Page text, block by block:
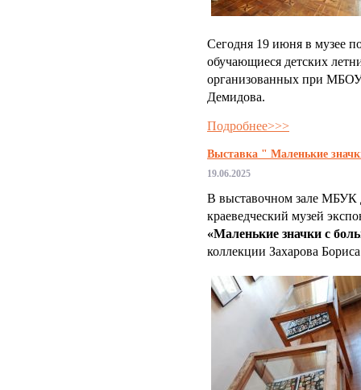
Сегодня 19 июня в музее
обучающиеся детских
организованных при
Демидова.
Подробнее>>>
Выставка " Маленькие
19.06.2025
В выставочном зале МБУК
краеведческий музей
«Маленькие значки с
коллекции Захарова